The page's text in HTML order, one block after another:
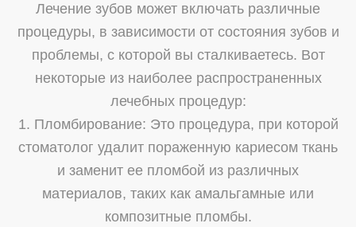
Лечение зубов может включать различные
процедуры, в зависимости от состояния зубов и
проблемы, с которой вы сталкиваетесь. Вот
некоторые из наиболее распространенных
лечебных процедур:
1. Пломбирование: Это процедура, при которой
стоматолог удалит пораженную кариесом ткань
и заменит ее пломбой из различных
материалов, таких как амальгамные или
композитные пломбы.